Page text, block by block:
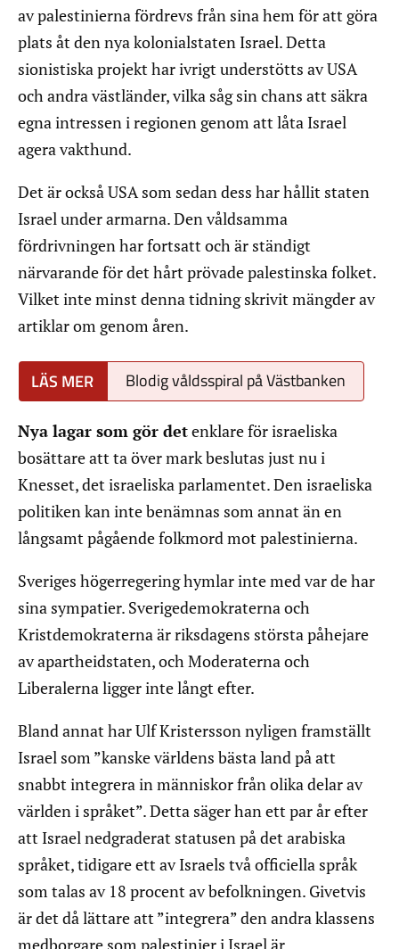
av palestinierna fördrevs från sina hem för att göra
plats åt den nya kolonialstaten Israel. Detta
sionistiska projekt har ivrigt understötts av USA
och andra västländer, vilka såg sin chans att säkra
egna intressen i regionen genom att låta Israel
agera vakthund.
Det är också USA som sedan dess har hållit staten
Israel under armarna. Den våldsamma
fördrivningen har fortsatt och är ständigt
närvarande för det hårt prövade palestinska folket.
Vilket inte minst denna tidning skrivit mängder av
artiklar om genom åren.
Blodig våldsspiral på Västbanken
Nya lagar som gör detenklare för israeliska
bosättare att ta över mark beslutas just nu i
Knesset, det israeliska parlamentet. Den israeliska
politiken kan inte benämnas som annat än en
långsamt pågående folkmord mot palestinierna.
Sveriges högerregering hymlar inte med var de har
sina sympatier. Sverigedemokraterna och
Kristdemokraterna är riksdagens största påhejare
av apartheidstaten, och Moderaterna och
Liberalerna ligger inte långt efter.
Bland annat har Ulf Kristersson nyligen framställt
Israel som ”kanske världens bästa land på att
snabbt integrera in människor från olika delar av
världen i språket”. Detta säger han ett par år efter
att Israel nedgraderat statusen på det arabiska
språket, tidigare ett av Israels två officiella språk
som talas av 18 procent av befolkningen. Givetvis
är det då lättare att ”integrera” den andra klassens
medborgare som palestinier i Israel är.